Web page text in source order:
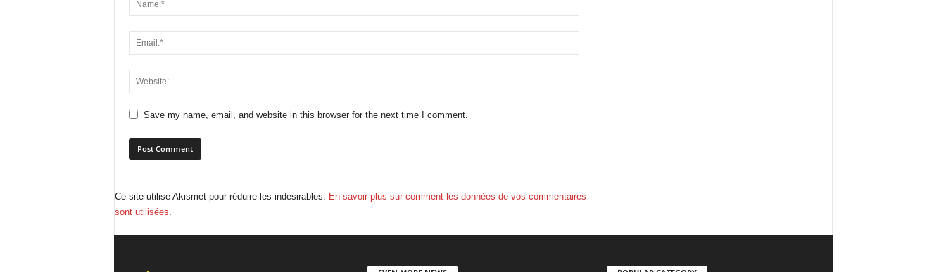
Save my name, email, and website in this browser for the next time I comment.
Ce site utilise Akismet pour réduire les indésirables. En savoir plus sur comment les données de vos commentaires
sont utilisées.